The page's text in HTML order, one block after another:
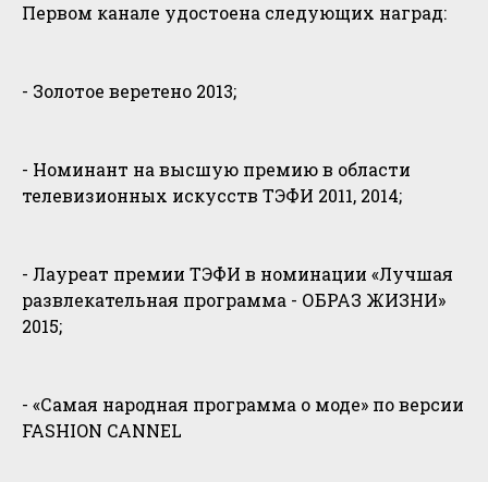
Первом канале удостоена следующих наград:
- Золотое веретено 2013;
- Номинант на высшую премию в области
телевизионных искусств ТЭФИ 2011, 2014;
- Лауреат премии ТЭФИ в номинации «Лучшая
развлекательная программа - ОБРАЗ ЖИЗНИ»
2015;
- «Самая народная программа о моде» по версии
FASHION CANNEL